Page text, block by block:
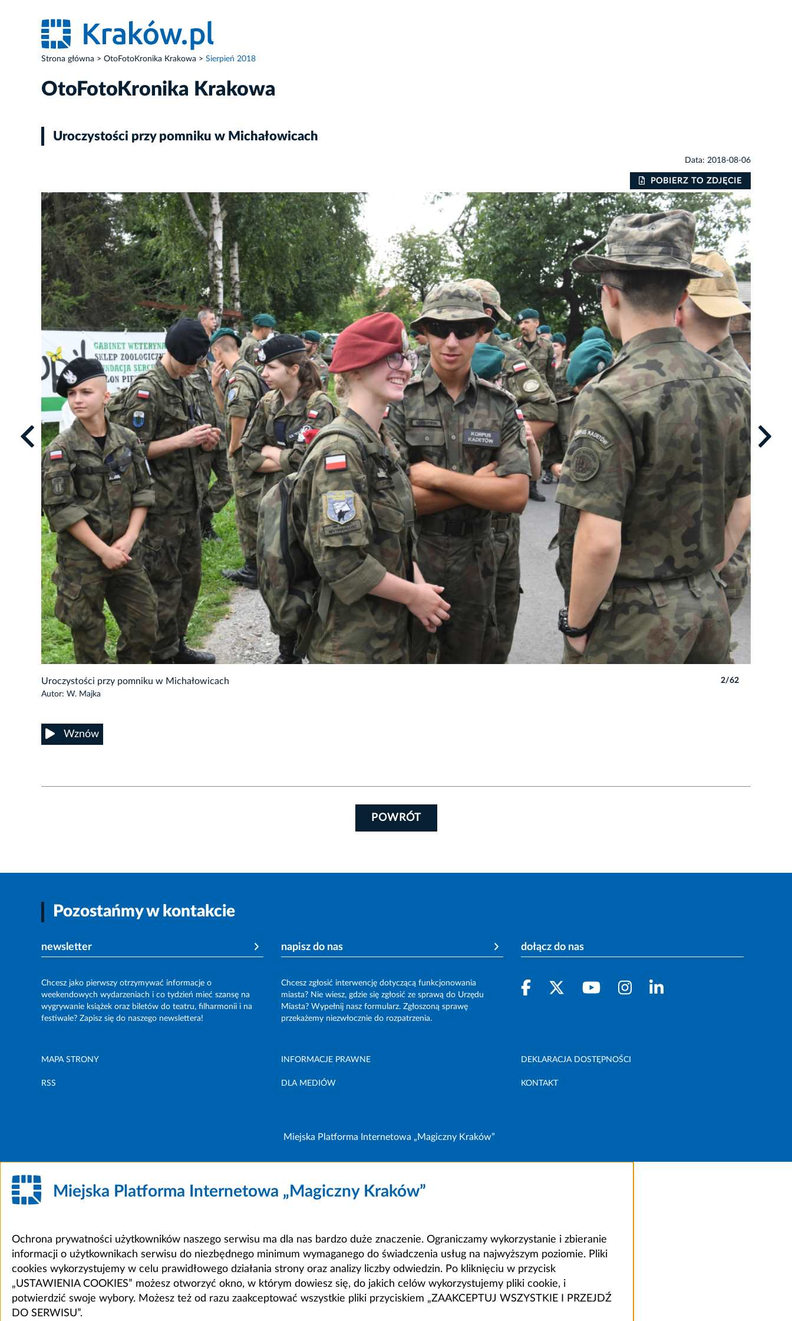
Strona główna OtoFotoKronika Krakowa Sierpień 2018
OtoFotoKronika Krakowa
Uroczystości przy pomniku w Michałowicach
Data: 2018-08-06
POBIERZ TO ZDJĘCIE
Uroczystości przy pomniku w Michałowicach
Autor: W. Majka
2/62
Wznów
POWRÓT
Pozostańmy w kontakcie
newsletter
Chcesz jako pierwszy otrzymywać informacje o
weekendowych wydarzeniach i co tydzień mieć szansę na
wygrywanie książek oraz biletów do teatru, filharmonii i na
festiwale? Zapisz się do naszego newslettera!
napisz do nas
Chcesz zgłosić interwencję dotyczącą funkcjonowania
miasta? Nie wiesz, gdzie się zgłosić ze sprawą do Urzędu
Miasta? Wypełnij nasz formularz. Zgłoszoną sprawę
przekażemy niezwłocznie do rozpatrzenia.
dołącz do nas
MAPA STRONY INFORMACJE PRAWNE DEKLARACJA DOSTĘPNOŚCI
RSS DLA MEDIÓW KONTAKT
Miejska Platforma Internetowa „Magiczny Kraków”
Miejska Platforma Internetowa „Magiczny Kraków”
Ochrona prywatności użytkowników naszego serwisu ma dla nas bardzo duże znaczenie. Ograniczamy wykorzystanie i zbieranie
informacji o użytkownikach serwisu do niezbędnego minimum wymaganego do świadczenia usług na najwyższym poziomie. Pliki
cookies wykorzystujemy w celu prawidłowego działania strony oraz analizy liczby odwiedzin. Po kliknięciu w przycisk
„USTAWIENIA COOKIES” możesz otworzyć okno, w którym dowiesz się, do jakich celów wykorzystujemy pliki cookie, i
potwierdzić swoje wybory. Możesz też od razu zaakceptować wszystkie pliki przyciskiem „ZAAKCEPTUJ WSZYSTKIE I PRZEJDŹ
DO SERWISU”.